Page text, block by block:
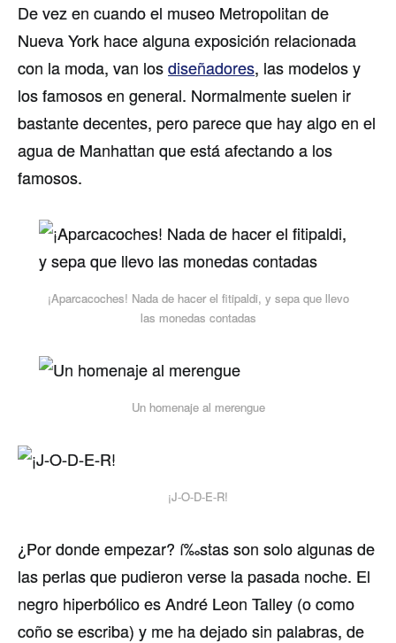
De vez en cuando el museo Metropolitan de
Nueva York hace alguna exposición relacionada
con la moda, van losdiseñadores, las modelos y
los famosos en general. Normalmente suelen ir
bastante decentes, pero parece que hay algo en el
agua de Manhattan que está afectando a los
famosos.
¡Aparcacoches! Nada de hacer el fitipaldi, y sepa que llevo
las monedas contadas
Un homenaje al merengue
¡J-O-D-E-R!
¿Por donde empezar? í‰stas son solo algunas de
las perlas que pudieron verse la pasada noche. El
negro hiperbólico es André Leon Talley (o como
coño se escriba) y me ha dejado sin palabras, de